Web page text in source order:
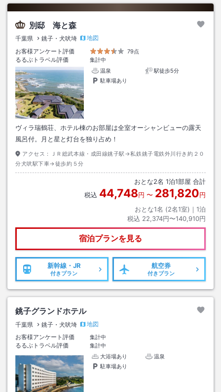
別邸 海と森
千葉県 銚子・犬吠埼
地図
お客様アンケート評価
79点
るるぶトラベル評価
集計中
温泉
駅徒歩5分
駐車場あり
ヴィラ瑞鶴荘、ホテル棟のお部屋は全室オーシャンビューの露天
風呂付。月と星と灯台を独り占め！
アクセス：
ＪＲ総武本線・成田線銚子駅→私鉄銚子電鉄外川行き約２０
分犬吠駅下車→徒歩約５分
おとな2名 1泊1部屋 合計
税込 44,748円 〜 281,820円
おとな1名 (2名1室)｜ 1泊
税込 22,374円〜140,910円
宿泊プランを見る
新幹線・JR
付きプラン
航空券
付きプラン
銚子グランドホテル
千葉県 銚子・犬吠埼
地図
お客様アンケート評価
集計中
るるぶトラベル評価
集計中
大浴場あり
温泉
駐車場あり